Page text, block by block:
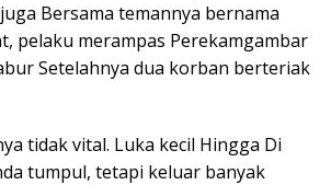
Bersama temannya bernama
pelaku merampas Perekamgambar
Setelahnya dua korban berteriak
tidak vital. Luka kecil Hingga Di
tumpul, tetapi keluar banyak